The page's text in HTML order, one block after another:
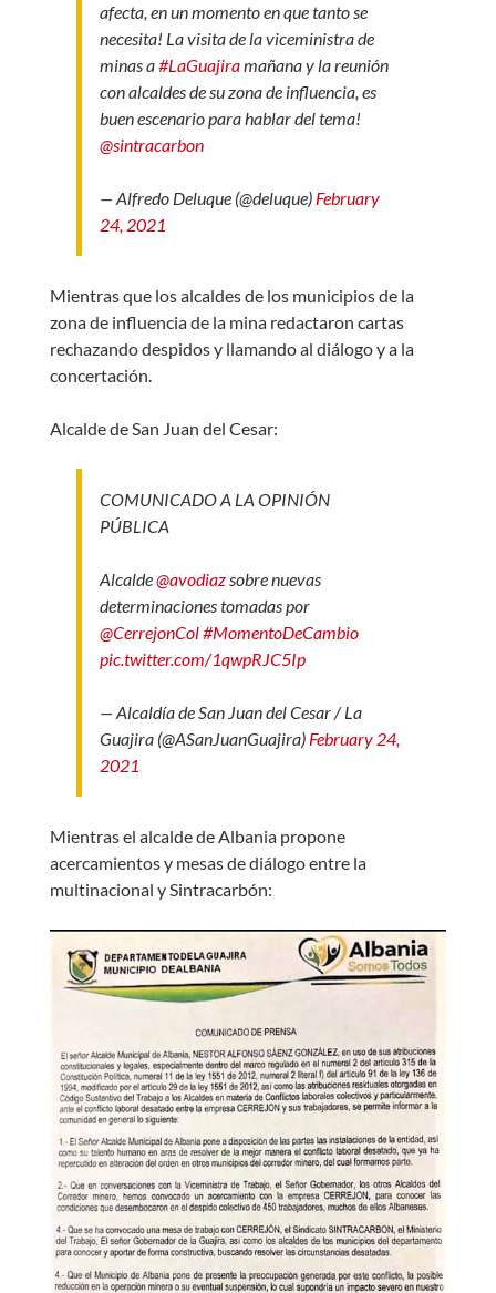
afecta, en un momento en que tanto se
necesita! La visita de la viceministra de
minas a#LaGuajiramañana y la reunión
con alcaldes de su zona de influencia, es
buen escenario para hablar del tema!
@sintracarbon
— Alfredo Deluque (@deluque) February
24, 2021
Mientras que los alcaldes de los municipios de la
zona de influencia de la mina redactaron cartas
rechazando despidos y llamando al diálogo y a la
concertación.
Alcalde de San Juan del Cesar:
COMUNICADO A LA OPINIÓN
PÚBLICA
Alcalde@avodiazsobre nuevas
determinaciones tomadas por
@CerrejonCol#MomentoDeCambio
pic.twitter.com/1qwpRJC5Ip
— Alcaldía de San Juan del Cesar / La
Guajira (@ASanJuanGuajira) February 24,
2021
Mientras el alcalde de Albania propone
acercamientos y mesas de diálogo entre la
multinacional y Sintracarbón: